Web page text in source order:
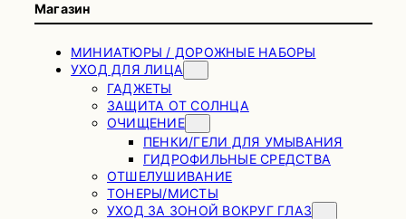
Магазин
МИНИАТЮРЫ / ДОРОЖНЫЕ НАБОРЫ
УХОД ДЛЯ ЛИЦА
ГАДЖЕТЫ
ЗАЩИТА ОТ СОЛНЦА
ОЧИЩЕНИЕ
ПЕНКИ/ГЕЛИ ДЛЯ УМЫВАНИЯ
ГИДРОФИЛЬНЫЕ СРЕДСТВА
ОТШЕЛУШИВАНИЕ
ТОНЕРЫ/МИСТЫ
УХОД ЗА ЗОНОЙ ВОКРУГ ГЛАЗ